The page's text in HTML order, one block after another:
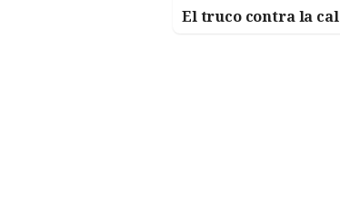
El truco contra la cal